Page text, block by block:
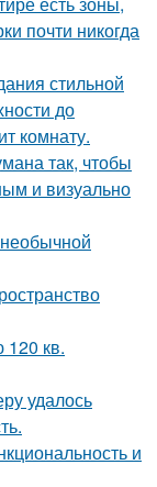
почти никогда
стильной
до
комнату.
так, чтобы
и визуально
120 кв.
удалось
и